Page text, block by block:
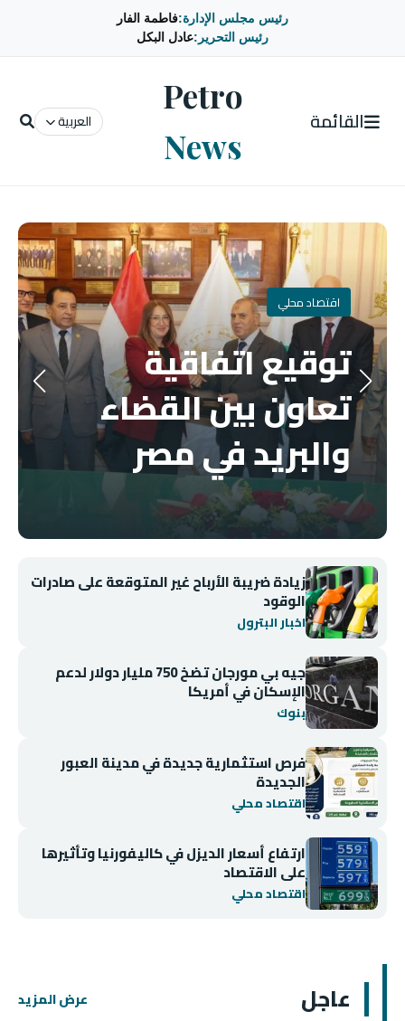
رئيس مجلس الإدارة:فاطمة الفار
رئيس التحرير:عادل البكل
القائمة
Petro
News
العربية
اقتصاد محلي
توقيع اتفاقية
تعاون بين القضاء
والبريد في مصر
زيادة ضريبة الأرباح غير المتوقعة على صادرات
الوقود
اخبار البترول
جيه بي مورجان تضخ 750 مليار دولار لدعم
الإسكان في أمريكا
بنوك
فرص استثمارية جديدة في مدينة العبور
الجديدة
اقتصاد محلي
ارتفاع أسعار الديزل في كاليفورنيا وتأثيرها
على الاقتصاد
اقتصاد محلي
عاجل عرض المزيد